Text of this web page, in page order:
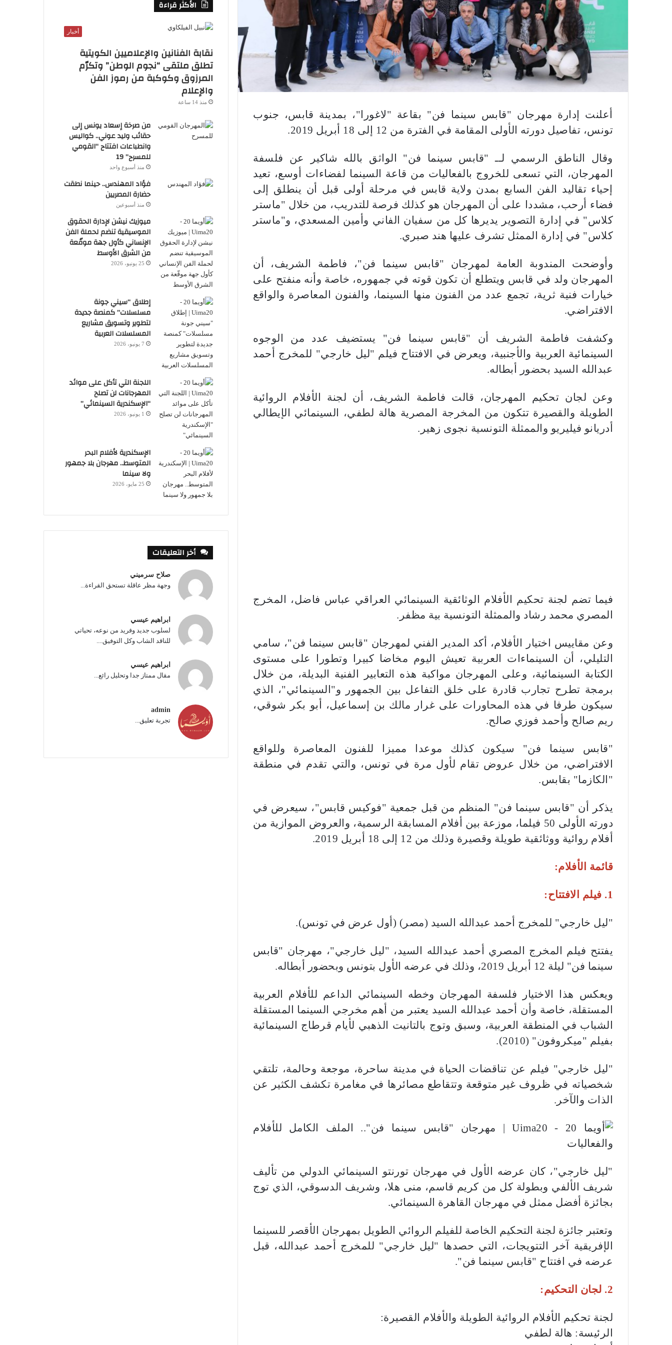
أعلنت إدارة مهرجان "قابس سينما فن" بقاعة "لاغورا"، بمدينة قابس، جنوب
تونس، تفاصيل دورته الأولى المقامة في الفترة من 12 إلى 18 أبريل 2019.
وقال الناطق الرسمي لــ "قابس سينما فن" الواثق بالله شاكير عن فلسفة
المهرجان، التي تسعى للخروج بالفعاليات من قاعة السينما لفضاءات أوسع، تعيد
إحياء تقاليد الفن السابع بمدن ولاية قابس في مرحلة أولى قبل أن ينطلق إلى
فضاء أرحب، مشددا على أن المهرجان هو كذلك فرصة للتدريب، من خلال "ماستر
كلاس" في إدارة التصوير يديرها كل من سفيان الفاني وأمين المسعدي، و"ماستر
كلاس" في إدارة الممثل تشرف عليها هند صبري.
وأوضحت المندوبة العامة لمهرجان "قابس سينما فن"، فاطمة الشريف، أن
المهرجان ولد في قابس ويتطلع أن تكون قوته في جمهوره، خاصة وأنه منفتح على
خيارات فنية ثرية، تجمع عدد من الفنون منها السينما، والفنون المعاصرة والواقع
الافتراضي.
وكشفت فاطمة الشريف أن "قابس سينما فن" يستضيف عدد من الوجوه
السينمائية العربية والأجنبية، ويعرض في الافتتاح فيلم "ليل خارجي" للمخرج أحمد
عبدالله السيد بحضور أبطاله.
وعن لجان تحكيم المهرجان، قالت فاطمة الشريف، أن لجنة الأفلام الروائية
الطويلة والقصيرة تتكون من المخرجة المصرية هالة لطفي، السينمائي الإيطالي
أدريانو فيليريو والممثلة التونسية نجوى زهير.
فيما تضم لجنة تحكيم الأفلام الوثائقية السينمائي العراقي عباس فاضل، المخرج
المصري محمد رشاد والممثلة التونسية بية مظفر.
وعن مقاييس اختيار الأفلام، أكد المدير الفني لمهرجان "قابس سينما فن"، سامي
التليلي، أن السينماءات العربية تعيش اليوم مخاضا كبيرا وتطورا على مستوى
الكتابة السينمائية، وعلى المهرجان مواكبة هذه التعابير الفنية البديلة، من خلال
برمجة تطرح تجارب قادرة على خلق التفاعل بين الجمهور و"السينمائي"، الذي
سيكون طرفا في هذه المحاورات على غرار مالك بن إسماعيل، أبو بكر شوقي،
ريم صالح وأحمد فوزي صالح.
"قابس سينما فن" سيكون كذلك موعدا مميزا للفنون المعاصرة وللواقع
الافتراضي، من خلال عروض تقام لأول مرة في تونس، والتي تقدم في منطقة
"الكازما" بقابس.
يذكر أن "قابس سينما فن" المنظم من قبل جمعية "فوكيس قابس"، سيعرض في
دورته الأولى 50 فيلما، موزعة بين أفلام المسابقة الرسمية، والعروض الموازية من
أفلام روائية ووثائقية طويلة وقصيرة وذلك من 12 إلى 18 أبريل 2019.
قائمة الأفلام:
1. فيلم الافتتاح:
"ليل خارجي" للمخرج أحمد عبدالله السيد (مصر) (أول عرض في تونس).
يفتتح فيلم المخرج المصري أحمد عبدالله السيد، "ليل خارجي"، مهرجان "قابس
سينما فن" ليلة 12 أبريل 2019، وذلك في عرضه الأول بتونس وبحضور أبطاله.
ويعكس هذا الاختيار فلسفة المهرجان وخطه السينمائي الداعم للأفلام العربية
المستقلة، خاصة وأن أحمد عبدالله السيد يعتبر من أهم مخرجي السينما المستقلة
الشباب في المنطقة العربية، وسبق وتوج بالتانيت الذهبي لأيام قرطاج السينمائية
بفيلم "ميكروفون" (2010).
"ليل خارجي" فيلم عن تناقضات الحياة في مدينة ساحرة، موجعة وحالمة، تلتقي
شخصياته في ظروف غير متوقعة وتتقاطع مصائرها في مغامرة تكشف الكثير عن
الذات والآخر.
"ليل خارجي"، كان عرضه الأول في مهرجان تورنتو السينمائي الدولي من تأليف
شريف الألفي وبطولة كل من كريم قاسم، منى هلا، وشريف الدسوقي، الذي توج
بجائزة أفضل ممثل في مهرجان القاهرة السينمائي.
وتعتبر جائزة لجنة التحكيم الخاصة للفيلم الروائي الطويل بمهرجان الأقصر للسينما
الإفريقية آخر التتويجات، التي حصدها "ليل خارجي" للمخرج أحمد عبدالله، قبل
عرضه في افتتاح "قابس سينما فن".
2. لجان التحكيم:
لجنة تحكيم الأفلام الروائية الطويلة والأفلام القصيرة:
الرئيسة: هالة لطفي
S
الأكثر قراءة
أخبار
نقابة الفنانين والإعلاميين الكويتية
تطلق ملتقى “نجوم الوطن” وتكرّم
المرزوق وكوكبة من رموز الفن
والإعلام
منذ 14 ساعة
من صرخة إسعاد يونس إلى
حقائب وليد عوني.. كواليس
وانطباعات افتتاح “القومي
للمسرح” 19
منذ أسبوع واحد
فؤاد المهندس.. حينما نطقت
حضارة المصريين
منذ أسبوعين
ميوزيك نيشن لإدارة الحقوق
الموسيقية تنضم لحملة الفن
الإنساني كأول جهة موقّعة
من الشرق الأوسط
25 يونيو، 2026
إطلاق “سيني جونة
مسلسلات” كمنصة جديدة
لتطوير وتسويق مشاريع
المسلسلات العربية
7 يونيو، 2026
اللجنة التي تأكل على موائد
المهرجانات لن تصلح
“الإسكندرية السينمائي”
1 يونيو، 2026
الإسكندرية لأفلام البحر
المتوسط.. مهرجان بلا جمهور
ولا سينما
25 مايو، 2026
أخر التعليقات
صلاح سرميني
وجهة مظر عاقلة تستحق القراءة...
ابراهيم عيسي
لسلوب جديد وفريد من نوعه، تحياتي
للناقد الشاب وكل التوفيق....
ابراهيم عيسي
مقال ممتاز جدا وتحليل رائع...
admin
تجربة تعليق...